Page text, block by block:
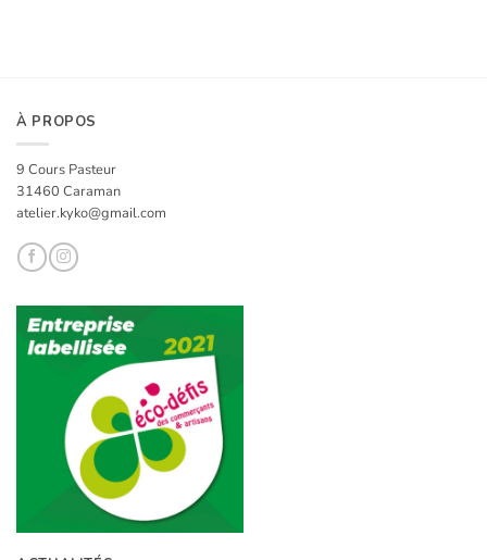
À PROPOS
9 Cours Pasteur
31460 Caraman
atelier.kyko@gmail.com